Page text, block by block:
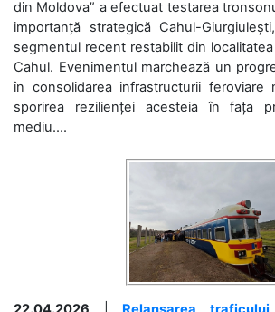
din Moldova” a efectuat testarea
importanță strategică Cahul-
segmentul recent restabilit din
Cahul. Evenimentul marchează un
în consolidarea infrastructurii feroviare
sporirea rezilienței acesteia în fața
mediu....